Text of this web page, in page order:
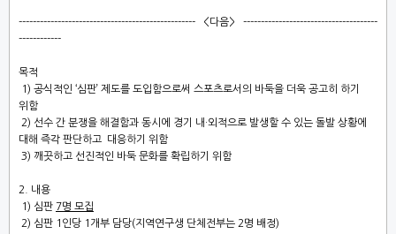
-------------------------------------------------- <다음>
--------------------------------------
------------
목적
1) 공식적인 ‘심판’ 제도를 도입함으로써 스포츠로서의 바둑을 더욱 공고히 하기
위함
2) 선수 간 분쟁을 해결함과 동시에 경기 내 ·외적으로 발생할 수 있는 돌발 상황에
대해 즉각 판단하고 대응하기 위함
3) 깨끗하고 선진적인 바둑 문화를 확립하기 위함
2. 내용
1) 심판 7명 모집
2) 심판 1 인당 1 개부 담당(지역연구생 단체전부는 2명 배정)